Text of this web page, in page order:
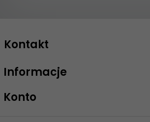
Kontakt
+48 503 747 208
Informacje
Konto